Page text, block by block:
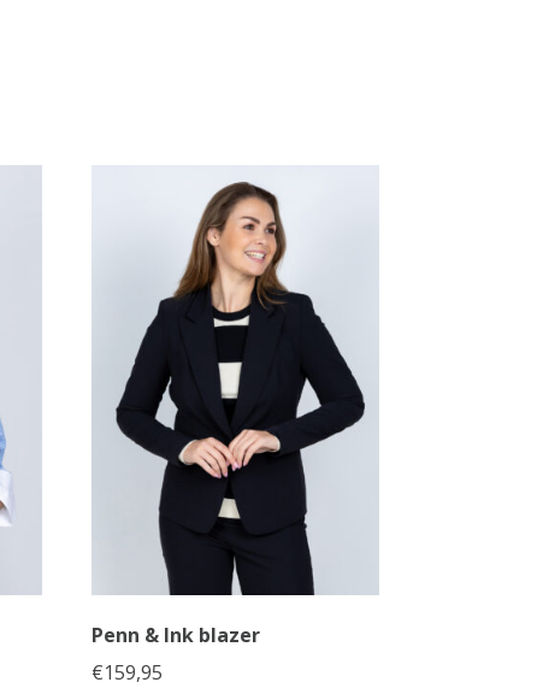
Penn & Ink blazer
€159,95